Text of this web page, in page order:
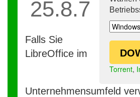
Torrent,
25.8.7
Falls Sie
LibreOffice im
Unternehmensumfeld